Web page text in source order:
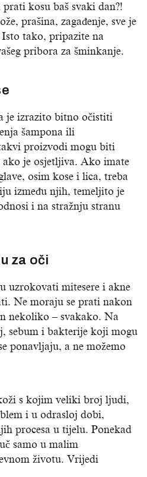
kosu baš svaki dan?!
prašina, zagađenje, sve je
tako, pripazite na
pribora za šminkanje.
je izrazito bitno očistiti
šampona ili
proizvodi mogu biti
ako je osjetljiva. Ako imate
osim kose i lica, treba
između njih, temeljito je
i na stražnju stranu
za oči
uzrokovati mitesere i akne
Ne moraju se prati nakon
nekoliko – svakako. Na
sebum i bakterije koji mogu
ponavljaju, a ne možemo
s kojim veliki broj ljudi,
i u odrasloj dobi,
procesa u tijelu. Ponekad
samo u malim
životu. Vrijedi